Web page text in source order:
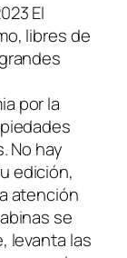
El
libres de
por la
No hay
edición,
atención
se
levanta las